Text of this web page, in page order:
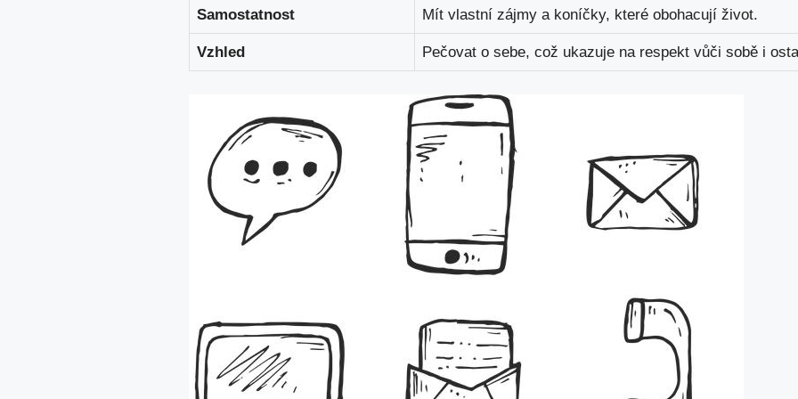
Samostatnost Mít⁢ vlastní zájmy a koníčky, které obohacují život.
Vzhled Pečovat o⁢ sebe, což ukazuje na respekt vůči sobě i